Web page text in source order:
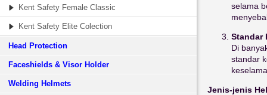
Kent Safety Female Classic
Kent Safety Elite Colection
Head Protection
Faceshields & Visor Holder
Welding Helmets
selama
Standar
Di
standar
Jenis-jenis